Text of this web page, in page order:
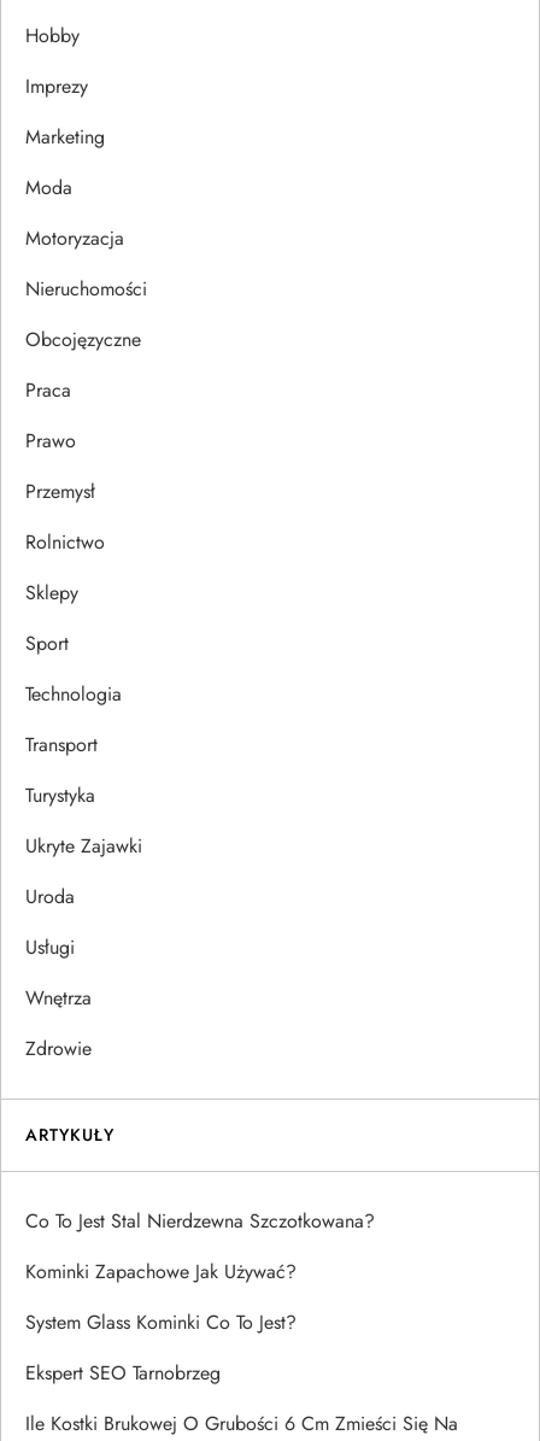
a
w
p
u
Hobby
Imprezy
Marketing
Moda
Motoryzacja
Nieruchomości
Obcojęzyczne
Praca
Prawo
Przemysł
Rolnictwo
Sklepy
Sport
Technologia
Transport
Turystyka
Ukryte Zajawki
Uroda
Usługi
Wnętrza
Zdrowie
ARTYKUŁY
Co To Jest Stal Nierdzewna Szczotkowana?
Kominki Zapachowe Jak Używać?
System Glass Kominki Co To Jest?
Ekspert SEO Tarnobrzeg
Ile Kostki Brukowej O Grubości 6 Cm Zmieści Się Na